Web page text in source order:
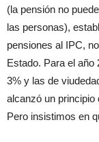
(la pensión no
las personas),
pensiones al IPC,
Estado. Para el año
3% y las de
alcanzó un principio
Pero insistimos en